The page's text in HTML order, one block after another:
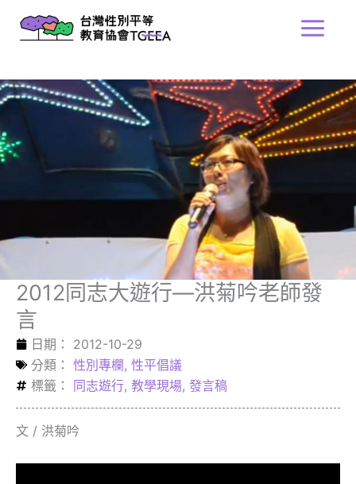
內
Main
2012同志大遊行—洪菊吟老師發
言
日期：
2012-10-29
分類： 性別專欄, 性平倡議
標籤：
同志遊行, 教學現場, 發言稿
文 / 洪菊吟